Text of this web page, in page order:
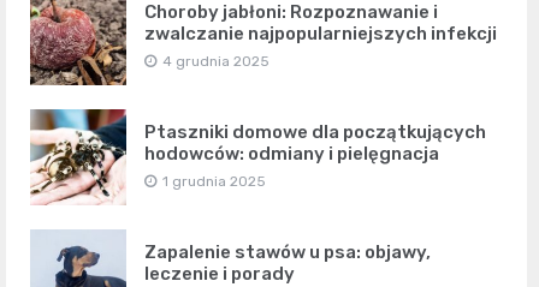
Choroby jabłoni: Rozpoznawanie i
zwalczanie najpopularniejszych infekcji
4 grudnia 2025
Ptaszniki domowe dla początkujących
hodowców: odmiany i pielęgnacja
1 grudnia 2025
Zapalenie stawów u psa: objawy,
leczenie i porady